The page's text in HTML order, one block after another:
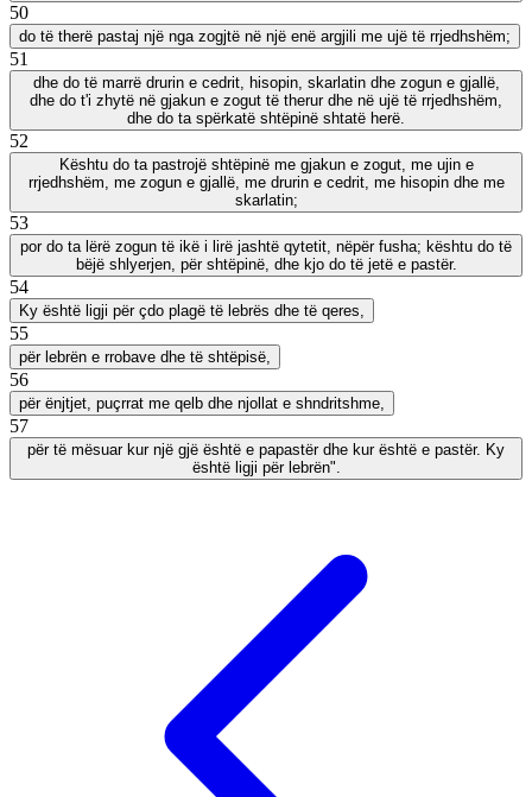
50
do të therë pastaj një nga zogjtë në një enë argjili me ujë të rrjedhshëm;
51
dhe do të marrë drurin e cedrit, hisopin, skarlatin dhe zogun e gjallë,
dhe do t'i zhytë në gjakun e zogut të therur dhe në ujë të rrjedhshëm,
dhe do ta spërkatë shtëpinë shtatë herë.
52
Kështu do ta pastrojë shtëpinë me gjakun e zogut, me ujin e
rrjedhshëm, me zogun e gjallë, me drurin e cedrit, me hisopin dhe me
skarlatin;
53
por do ta lërë zogun të ikë i lirë jashtë qytetit, nëpër fusha; kështu do të
bëjë shlyerjen, për shtëpinë, dhe kjo do të jetë e pastër.
54
Ky është ligji për çdo plagë të lebrës dhe të qeres,
55
për lebrën e rrobave dhe të shtëpisë,
56
për ënjtjet, puçrrat me qelb dhe njollat e shndritshme,
57
për të mësuar kur një gjë është e papastër dhe kur është e pastër. Ky
është ligji për lebrën".